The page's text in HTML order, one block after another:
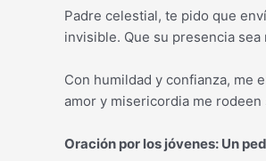
Padre celestial, te pido que
invisible. Que su presencia
Con humildad y confianza, me
amor y misericordia me
Oración por los jóvenes: Un